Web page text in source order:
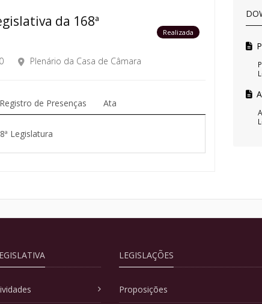
da 168ª
Realizada
Plenário da Casa de Câmara
Registro de Presenças Ata
Legislatura
LEGISLAÇÕES
Proposições